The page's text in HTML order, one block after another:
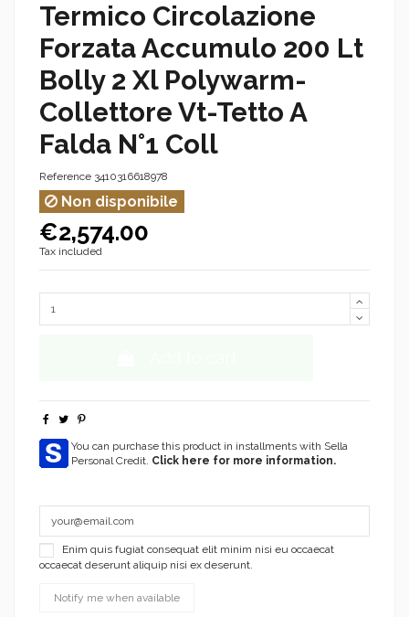
Termico Circolazione
Forzata Accumulo 200 Lt
Bolly 2 Xl Polywarm-
Collettore Vt-Tetto A
Falda N°1 Coll
Reference 3410316618978
Non disponibile
€2,574.00
Tax included
You can purchase this product in installments with Sella
Personal Credit. Click here for more information.
Enim quis fugiat consequat elit minim nisi eu occaecat
occaecat deserunt aliquip nisi ex deserunt.